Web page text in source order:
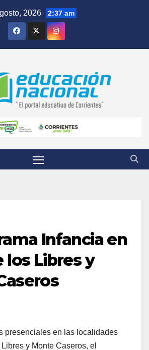
2026 2:37 am
Infancia en
los Libres y
presenciales en las localidades
y Monte Caseros, el